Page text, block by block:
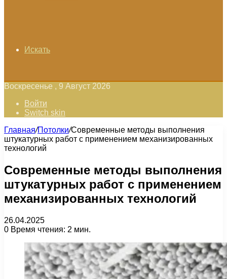
Искать
Воскресенье , 9 Август 2026
Войти
Switch skin
Главная/Потолки/Современные методы выполнения
штукатурных работ с применением механизированных
технологий
Современные методы выполнения
штукатурных работ с применением
механизированных технологий
26.04.2025
0 Время чтения: 2 мин.